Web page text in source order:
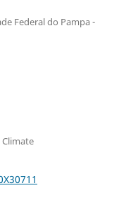
Federal do Pampa -